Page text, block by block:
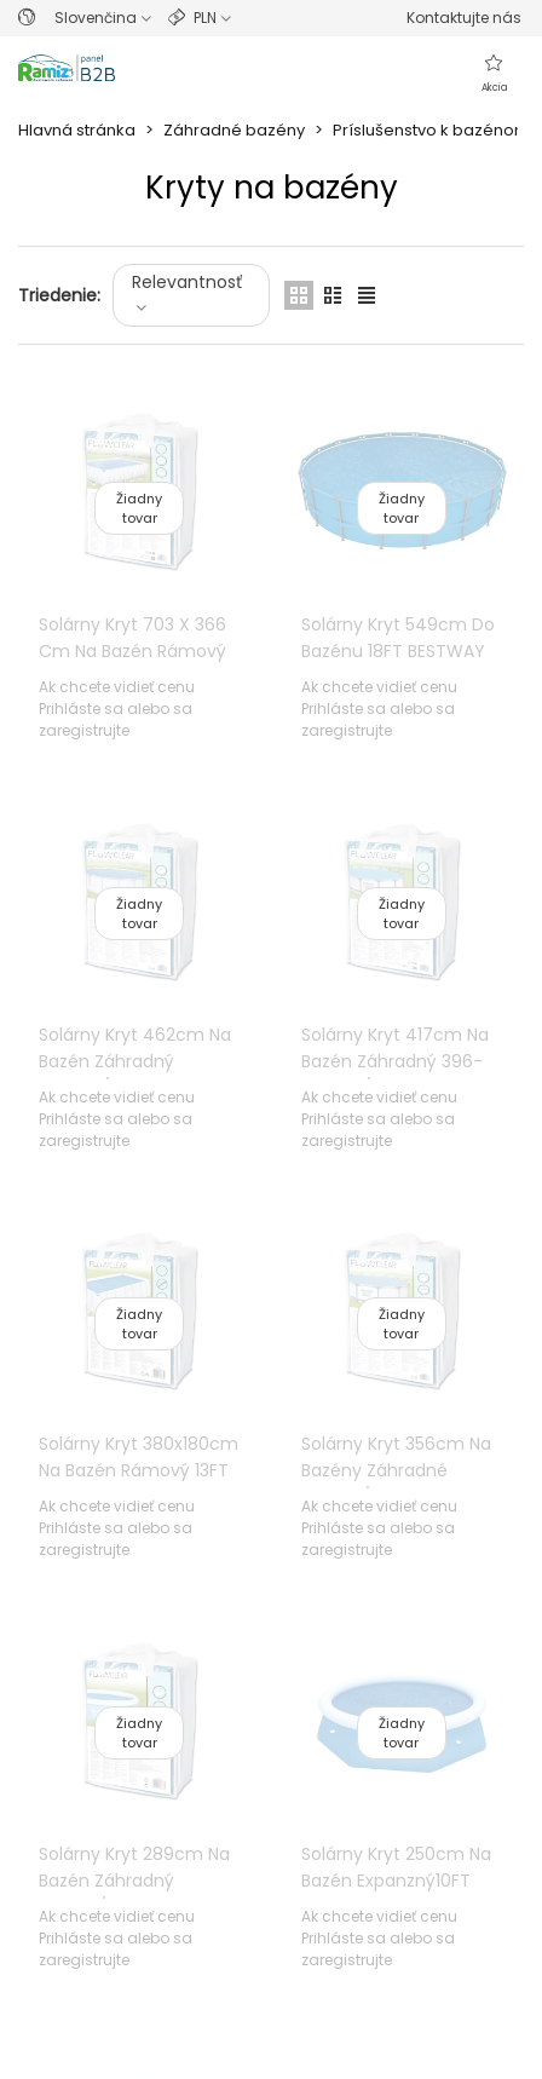
Slovenčina PLN Kontaktujte nás
Akcia
Hlavná stránka > Záhradné bazény > Príslušenstvo k bazénom
Kryty na bazény
Triedenie:
Relevantnosť
Žiadny
tovar
Solárny Kryt 703 X 366
Cm Na Bazén Rámový
BESTWAY
Ak chcete vidieť cenu
Prihláste sa alebo sa
zaregistrujte
Žiadny
tovar
Solárny Kryt 549cm Do
Bazénu 18FT BESTWAY
Ak chcete vidieť cenu
Prihláste sa alebo sa
zaregistrujte
Žiadny
tovar
Solárny Kryt 462cm Na
Bazén Záhradný
488cm/16FT BESTWAY
Ak chcete vidieť cenu
Prihláste sa alebo sa
zaregistrujte
Žiadny
tovar
Solárny Kryt 417cm Na
Bazén Záhradný 396-
457cm/13-15FT
BESTWAY
Ak chcete vidieť cenu
Prihláste sa alebo sa
zaregistrujte
Žiadny
tovar
Solárny Kryt 380x180cm
Na Bazén Rámový 13FT
BESTWAY
Ak chcete vidieť cenu
Prihláste sa alebo sa
zaregistrujte
Žiadny
tovar
Solárny Kryt 356cm Na
Bazény Záhradné
366cm/12FT BESTWAY
Ak chcete vidieť cenu
Prihláste sa alebo sa
zaregistrujte
Žiadny
tovar
Solárny Kryt 289cm Na
Bazén Záhradný
305cm/10FT BESTWAY
Ak chcete vidieť cenu
Prihláste sa alebo sa
zaregistrujte
Žiadny
tovar
Solárny Kryt 250cm Na
Bazén Expanzný10FT
BESTWAY
Ak chcete vidieť cenu
Prihláste sa alebo sa
zaregistrujte